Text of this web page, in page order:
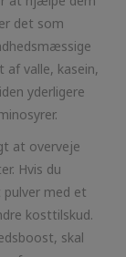
det som
af valle, kasein,
yderligere
at overveje
Hvis du
pulver med et
kosttilskud.
skal